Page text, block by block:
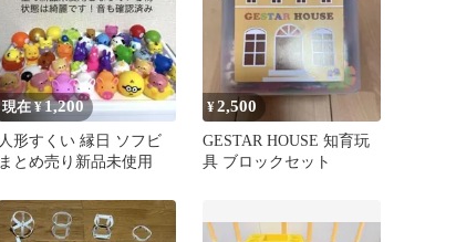
現在 ¥1,200
人形すくい 縁日 ソフビ
まとめ売り新品未使用
¥2,500
GESTAR HOUSE 知育玩
具 ブロックセット